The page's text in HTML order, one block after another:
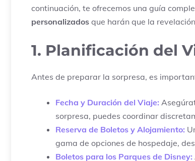
continuación, te ofrecemos una guía
personalizados que harán que la
1. Planificación del
Antes de preparar la sorpresa, es
Fecha y Duración del Viaje:
sorpresa, puedes coordinar
Reserva de Boletos y Alojamiento:
gama de opciones de hospedaje,
Boletos para los Parques de Disney: